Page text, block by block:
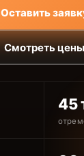
Оставить
Смотреть цены
45